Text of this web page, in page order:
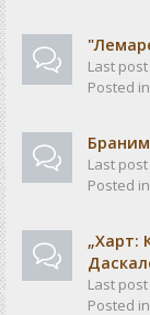
Last
Posted in
Last
Posted in
„Харт:
Last
Posted in